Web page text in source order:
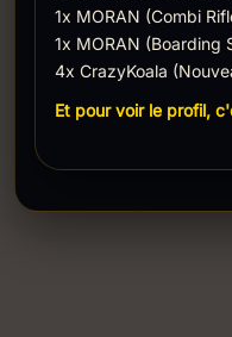
1x MORAN (Combi
1x MORAN (Boarding
4x CrazyKoala
Et pour voir le profil,